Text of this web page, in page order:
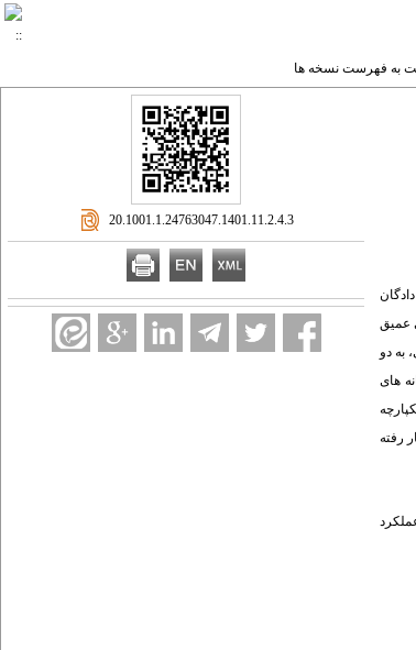
به فهرست نسخه ها
عمیق
به دو
های
رفته
‎ 20.1001.1.24763047.1401.11.2.4.3